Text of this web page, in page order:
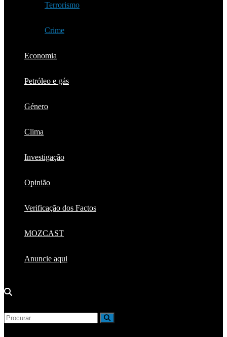
Terrorismo
Crime
Economia
Petróleo e gás
Género
Clima
Investigação
Opinião
Verificação dos Factos
MOZCAST
Anuncie aqui